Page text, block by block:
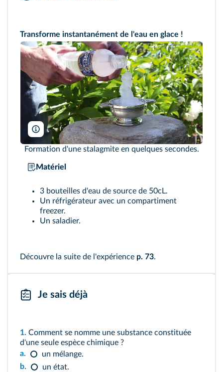
Transforme instantanément de l'eau en glace !
Grant Thompson/“The King of Random”
Formation d'une stalagmite en quelques secondes.
Matériel
3 bouteilles d'eau de source de 50cL.
Un réfrigérateur avec un compartiment
freezer.
Un saladier.
Découvre la suite de l'expérience p. 73.
Je sais déjà
1. Comment se nomme une substance constituée
d'une seule espèce chimique ?
a.
un mélange.
b.
un état.